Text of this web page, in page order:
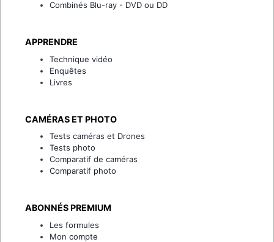
Combinés Blu-ray - DVD ou DD
APPRENDRE
Technique vidéo
Enquêtes
Livres
CAMÉRAS ET PHOTO
Tests caméras et Drones
Tests photo
Comparatif de caméras
Comparatif photo
ABONNÉS PREMIUM
Les formules
Mon compte